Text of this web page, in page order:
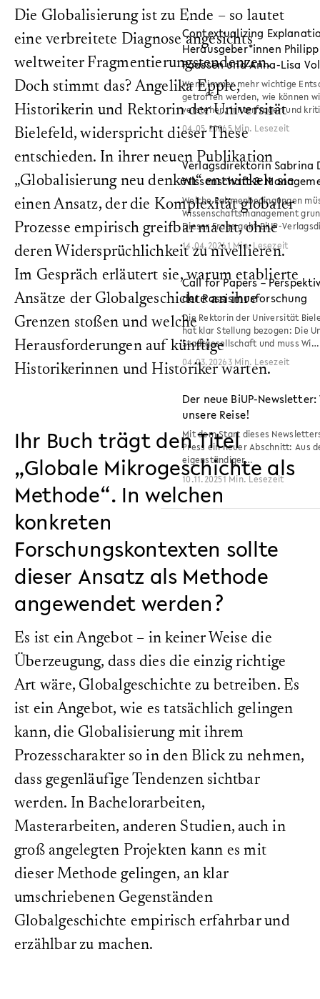
Die Globalisierung ist zu Ende – so lautet
eine verbreitete Diagnose angesichts
weltweiter Fragmentierungstendenzen.
Doch stimmt das? Angelika Epple,
Historikerin und Rektorin der Universität
Bielefeld, widerspricht dieser These
entschieden. In ihrer neuen Publikation
„Globalisierung neu denken“ entwickelt sie
einen Ansatz, der die Komplexität globaler
Prozesse empirisch greifbar macht, ohne
deren Widersprüchlichkeit zu nivellieren.
Im Gespräch erläutert sie, warum etablierte
Ansätze der Globalgeschichte an ihre
Grenzen stoßen und welche
Herausforderungen auf künftige
Historikerinnen und Historiker warten.
Ihr Buch trägt den Titel
„Globale Mikrogeschichte als
Methode“. In welchen
konkreten
Forschungskontexten sollte
dieser Ansatz als Methode
angewendet werden?
Es ist ein Angebot – in keiner Weise die
Überzeugung, dass dies die einzig richtige
Art wäre, Globalgeschichte zu betreiben. Es
ist ein Angebot, wie es tatsächlich gelingen
kann, die Globalisierung mit ihrem
Prozesscharakter so in den Blick zu nehmen,
dass gegenläufige Tendenzen sichtbar
werden. In Bachelorarbeiten,
Masterarbeiten, anderen Studien, auch in
groß angelegten Projekten kann es mit
dieser Methode gelingen, an klar
umschriebenen Gegenständen
Globalgeschichte empirisch erfahrbar und
erzählbar zu machen.
Contextualizing
Herausgeber*innen
Paassen und Anna-Lisa
Wenn immer mehr wichtige
getroffen werden, wie können
verstehen, hinterfragen und
04.05.20265 Min. Lesezeit
Verlagsdirektorin Sabrina
Wissenschaft &
Welche Rahmenbedingungen
Wissenschaftsmanagement
Dieser Frage geht BiUP-
14.04.20261 Min. Lesezeit
Call for Papers –
der Rassismusforschung
Die Rektorin der Universität
hat klar Stellung bezogen: Die
Stadtgesellschaft und muss Wi…
04.03.20263 Min. Lesezeit
Der neue BiUP-
unsere Reise!
Mit dem Start dieses
Press ein neuer Abschnitt: Aus
eigenständiger…
10.11.20251 Min. Lesezeit